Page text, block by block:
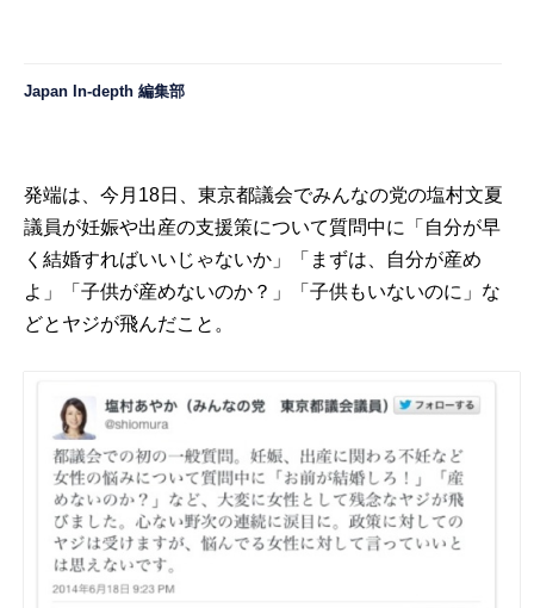
Japan In-depth 編集部
発端は、今月18日、東京都議会でみんなの党の塩村文夏
議員が妊娠や出産の支援策について質問中に「自分が早
く結婚すればいいじゃないか」「まずは、自分が産め
よ」「子供が産めないのか？」「子供もいないのに」な
どとヤジが飛んだこと。